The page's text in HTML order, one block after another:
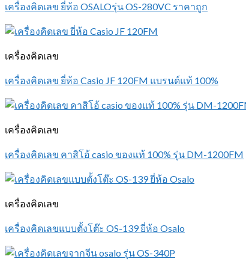
เครื่องคิดเลข ยี่ห้อ OSALOรุ่น OS-280VC ราคาถูก
เครื่องคิดเลข
เครื่องคิดเลข ยี่ห้อ Casio JF 120FM แบรนด์แท้ 100%
เครื่องคิดเลข
เครื่องคิดเลข คาสิโอ้ casio ของแท้ 100% รุ่น DM-1200FM
เครื่องคิดเลข
เครื่องคิดเลขแบบตั้งโต๊ะ OS-139 ยี่ห้อ Osalo